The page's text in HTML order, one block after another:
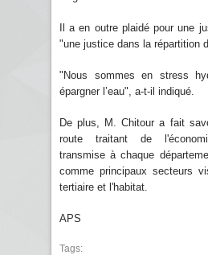
Il a en outre plaidé pour une
"une justice dans la répartition
"Nous sommes en stress
épargner l’eau", a-t-il indiqué.
De plus, M. Chitour a fait
route traitant de
transmise à chaque
comme principaux secteurs
tertiaire et l'habitat.
APS
Tags: